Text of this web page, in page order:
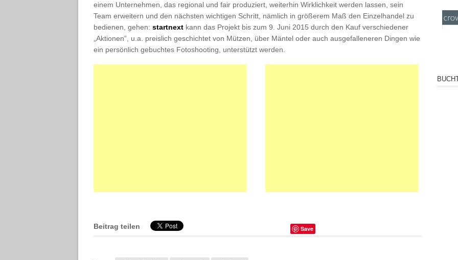
einem Unternehmen, das regional und fair produziert, weiterhin Wirklichkeit werden lassen, sein
Team erweitern und den nächsten wichtigen Schritt, nämlich in größerem Maß den Einzelhandel zu
bedienen, gehen: startnext kann das Projekt bis zum 9. Juni 2015 durch den Kauf verschiedener
„Aktionen“, u.a. preislich geschichtet von Mützen, über Mäntel oder auch ausgefalleneren Dingen wie
ein persönlich gebuchtes Fotoshooting, unterstützt werden.
Beitrag teilen Save